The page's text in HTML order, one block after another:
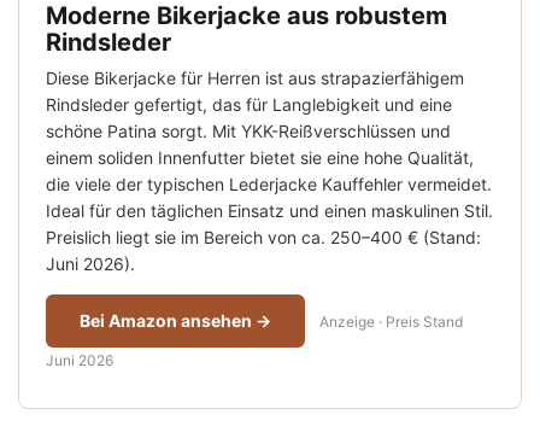
Moderne Bikerjacke aus robustem
Rindsleder
Diese Bikerjacke für Herren ist aus strapazierfähigem
Rindsleder gefertigt, das für Langlebigkeit und eine
schöne Patina sorgt. Mit YKK-Reißverschlüssen und
einem soliden Innenfutter bietet sie eine hohe Qualität,
die viele der typischen Lederjacke Kauffehler vermeidet.
Ideal für den täglichen Einsatz und einen maskulinen Stil.
Preislich liegt sie im Bereich von ca. 250–400 € (Stand:
Juni 2026).
Bei Amazon ansehen → Anzeige · Preis Stand
Juni 2026